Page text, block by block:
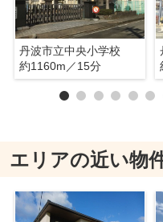
丹波市立中央小学校
約1160m／15分
エリアの近い物